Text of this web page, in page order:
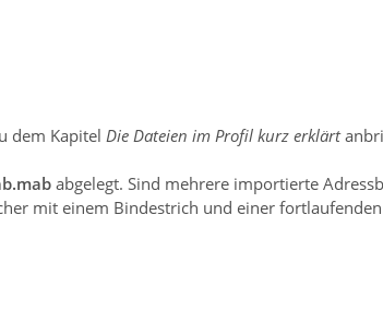
dem Kapitel Die Dateien im Profil kurz erklärt
abgelegt. Sind mehrere importierte
mit einem Bindestrich und einer